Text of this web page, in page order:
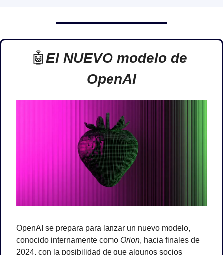
🤖El NUEVO modelo de
OpenAI
OpenAI se prepara para lanzar un nuevo modelo,
conocido internamente como Orion, hacia finales de
2024, con la posibilidad de que algunos socios